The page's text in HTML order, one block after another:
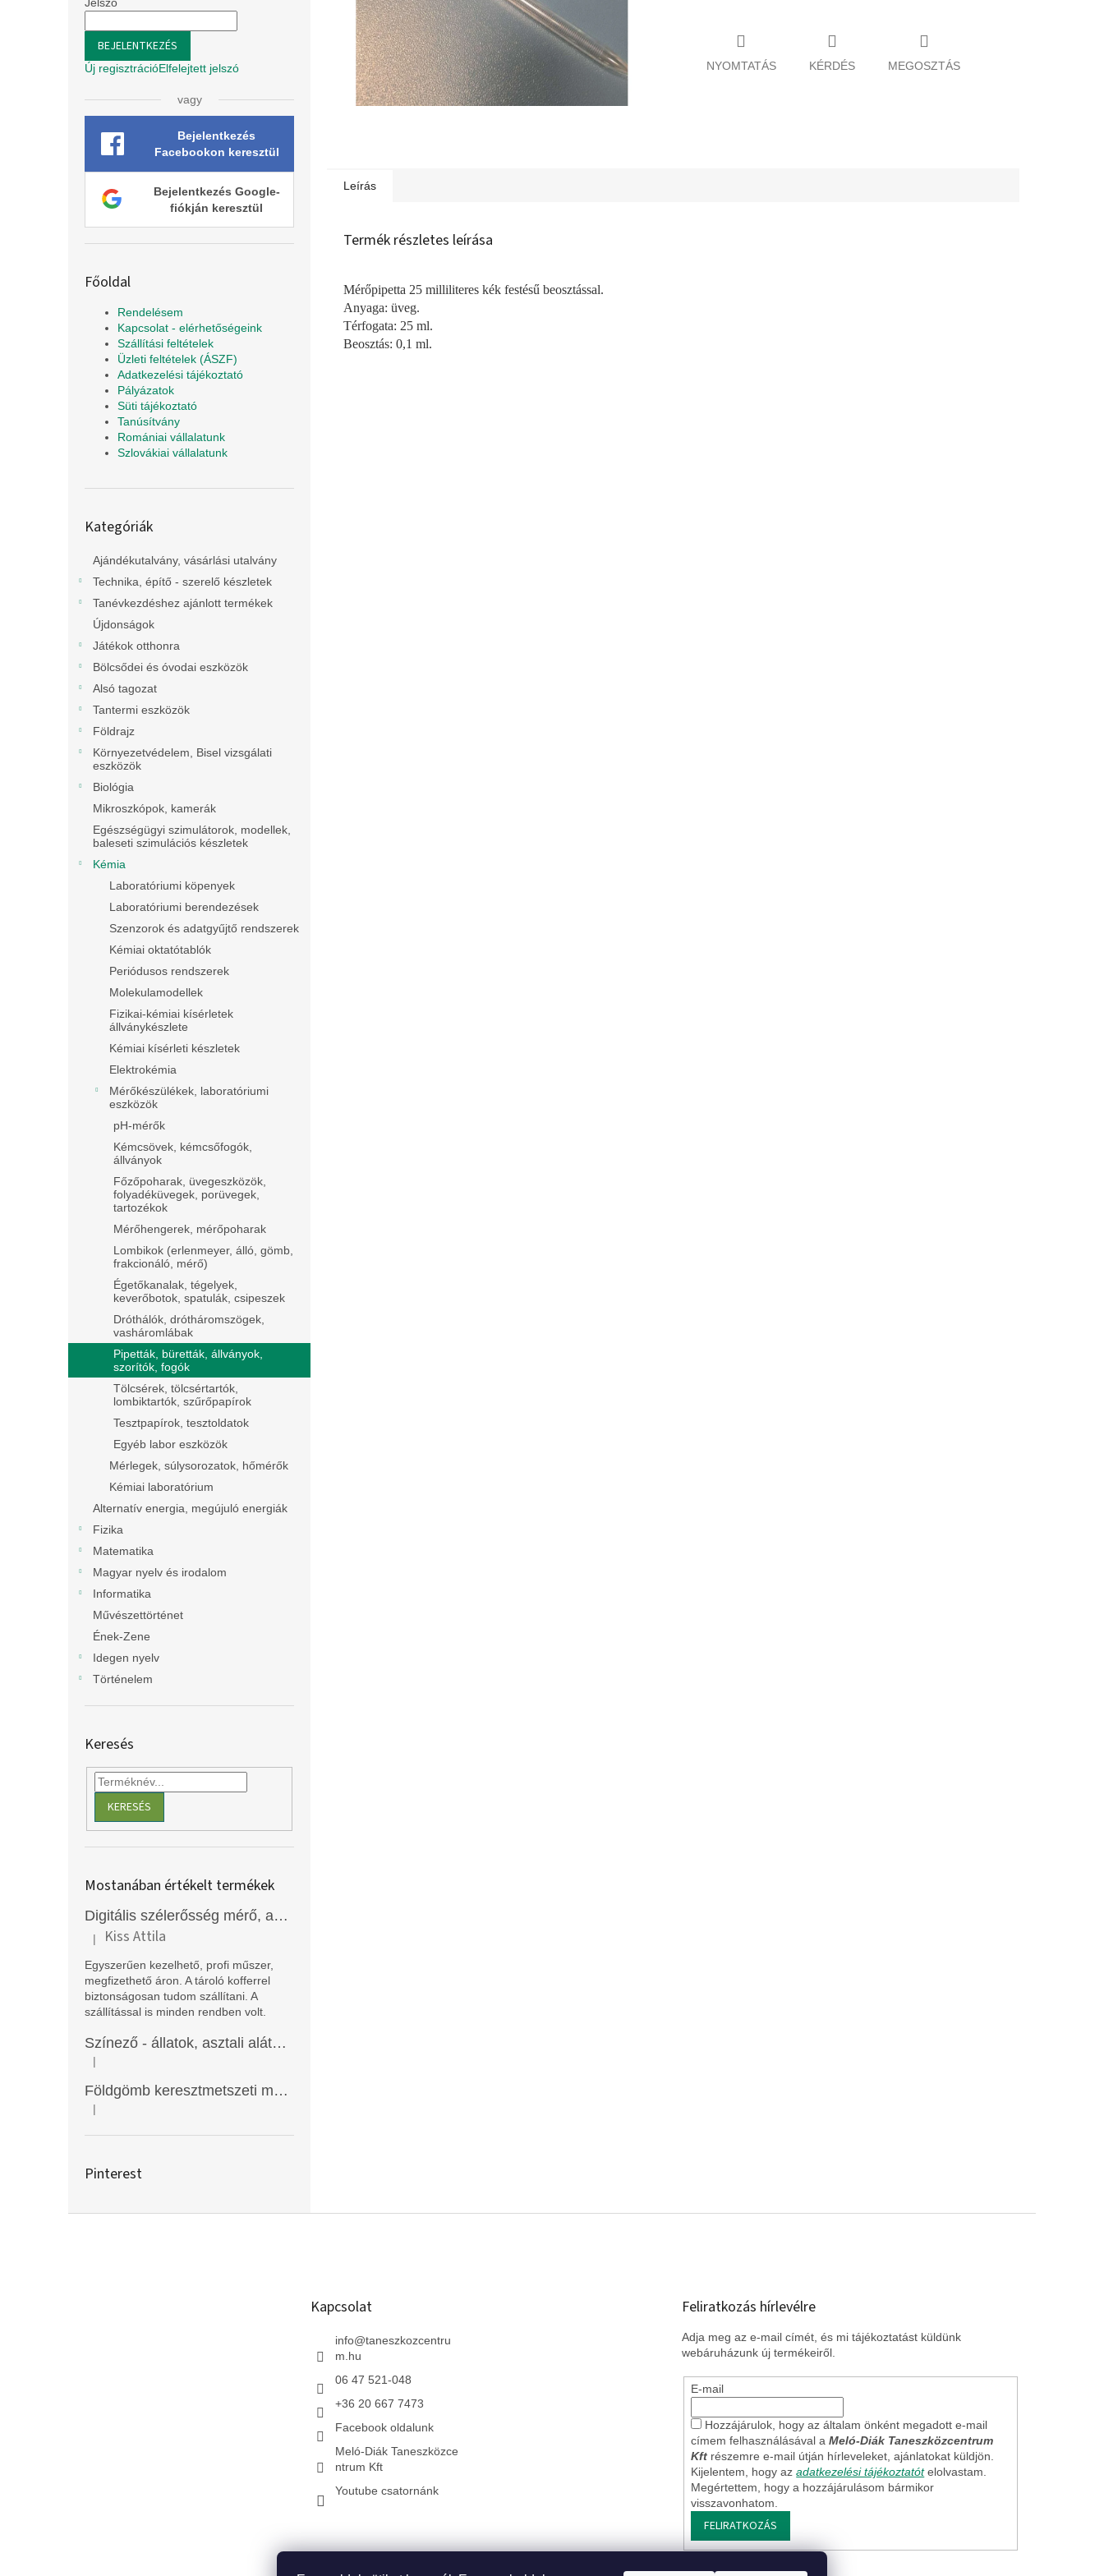
BEJELENTKEZÉS
Új regisztrációElfelejtett jelszó
vagy
Bejelentkezés
Facebookon keresztül
Bejelentkezés Google-
fiókján keresztül
Főoldal
Rendelésem
Kapcsolat - elérhetőségeink
Szállítási feltételek
Üzleti feltételek (ÁSZF)
Adatkezelési tájékoztató
Pályázatok
Süti tájékoztató
Tanúsítvány
Romániai vállalatunk
Szlovákiai vállalatunk
átugrása
Kategóriák
Ajándékutalvány, vásárlási utalvány
Technika, építő - szerelő készletek
Tanévkezdéshez ajánlott termékek
Újdonságok
Játékok otthonra
Bölcsődei és óvodai eszközök
Alsó tagozat
Tantermi eszközök
Földrajz
Környezetvédelem, Bisel vizsgálati
eszközök
Biológia
Mikroszkópok, kamerák
Egészségügyi szimulátorok, modellek,
baleseti szimulációs készletek
Kémia
Laboratóriumi köpenyek
Laboratóriumi berendezések
Szenzorok és adatgyűjtő rendszerek
Kémiai oktatótablók
Periódusos rendszerek
Molekulamodellek
Fizikai-kémiai kísérletek
állványkészlete
Kémiai kísérleti készletek
Elektrokémia
Mérőkészülékek, laboratóriumi
eszközök
pH-mérők
Kémcsövek, kémcsőfogók,
állványok
Főzőpoharak, üvegeszközök,
folyadéküvegek, porüvegek,
tartozékok
Mérőhengerek, mérőpoharak
Lombikok (erlenmeyer, álló, gömb,
frakcionáló, mérő)
Égetőkanalak, tégelyek,
keverőbotok, spatulák, csipeszek
Dróthálók, drótháromszögek,
vasháromlábak
Pipetták, büretták, állványok,
szorítók, fogók
Tölcsérek, tölcsértartók,
lombiktartók, szűrőpapírok
Tesztpapírok, tesztoldatok
Egyéb labor eszközök
Mérlegek, súlysorozatok, hőmérők
Kémiai laboratórium
Alternatív energia, megújuló energiák
Fizika
Matematika
Magyar nyelv és irodalom
Informatika
Művészettörténet
Ének-Zene
Idegen nyelv
Történelem
Keresés
KERESÉS
Mostanában értékelt termékek
Digitális szélerősség mérő, anemométer, EM2250
A termék értékelése 5-ből 5 csillag.
| Kiss Attila
Egyszerűen kezelhető, profi műszer,
megfizethető áron. A tároló kofferrel
biztonságosan tudom szállítani. A
szállítással is minden rendben volt.
Színező - állatok, asztali alátét, Funny Mat
A termék értékelése 5-ből 5 csillag.
|
Földgömb keresztmetszeti modell
A termék értékelése 5-ből 5 csillag.
|
Pinterest
NYOMTATÁS KÉRDÉS MEGOSZTÁS
Leírás
Termék részletes leírása
Mérőpipetta 25 milliliteres kék festésű beosztással.
Anyaga: üveg.
Térfogata: 25 ml.
Beosztás: 0,1 ml.
Kapcsolat
info@taneszkozcentru
m.hu
06 47 521-048
+36 20 667 7473
Facebook oldalunk
Meló-Diák Taneszközce
ntrum Kft
Youtube csatornánk
Feliratkozás hírlevélre
Adja meg az e-mail címét, és mi tájékoztatást küldünk
webáruházunk új termékeiről.
E-mail
Hozzájárulok, hogy az általam önként megadott e-mail
címem felhasználásával aMeló-Diák Taneszközcentrum
Kft részemre e-mail útján hírleveleket, ajánlatokat küldjön.
Kijelentem, hogy azadatkezelési tájékoztatót elolvastam.
Megértettem, hogy a hozzájárulásom bármikor
visszavonhatom.
FELIRATKOZÁS